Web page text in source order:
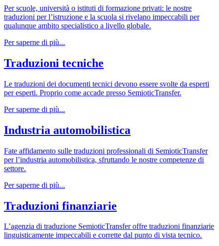
Per scuole, università o istituti di formazione privati: le nostre
traduzioni per l’istruzione e la scuola si rivelano impeccabili per
qualunque ambito specialistico a livello globale.
Per saperne di più...
Traduzioni tecniche
Le traduzioni dei documenti tecnici devono essere svolte da esperti
per esperti. Proprio come accade presso SemioticTransfer.
Per saperne di più...
Industria automobilistica
Fate affidamento sulle traduzioni professionali di SemioticTransfer
per l’industria automobilistica, sfruttando le nostre competenze di
settore.
Per saperne di più...
Traduzioni finanziarie
L’agenzia di traduzione SemioticTransfer offre traduzioni finanziarie
linguisticamente impeccabili e corrette dal punto di vista tecnico.